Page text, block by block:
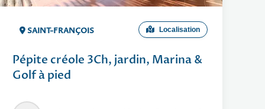
Golf :12 min
Aéroport :
SAINT-FRANÇOIS Localisation
Pépite créole 3Ch, jardin, Marina &
Golf à pied